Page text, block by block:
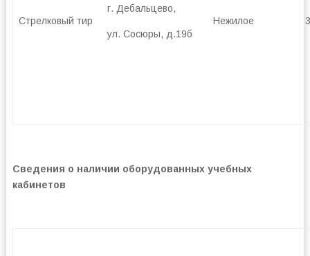
Стрелковый тир
г. Дебальцево,
ул. Сосюры, д.19б
Нежилое
Сведения о наличии оборудованных учебных
кабинетов